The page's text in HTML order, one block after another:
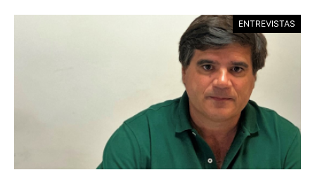
ENTREVISTAS